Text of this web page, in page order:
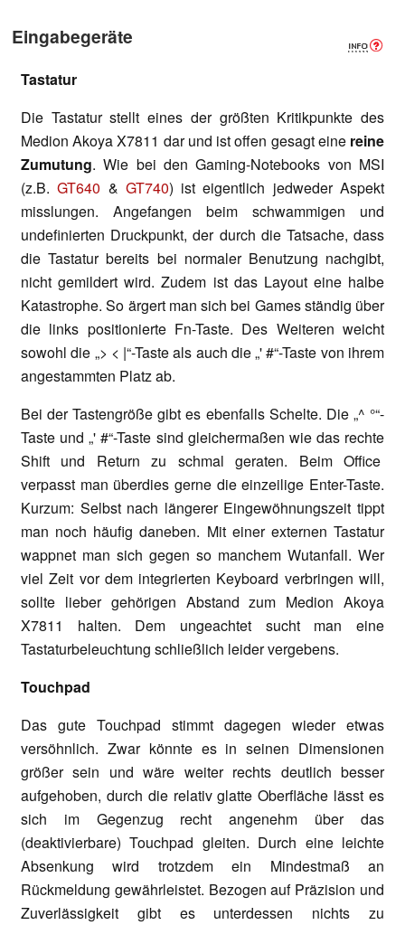
Eingabegeräte
Tastatur
Die Tastatur stellt eines der größten Kritikpunkte des
Medion Akoya X7811 dar und ist offen gesagt eine reine
Zumutung. Wie bei den Gaming-Notebooks von MSI
(z.B.GT640 & GT740) ist eigentlich jedweder Aspekt
misslungen. Angefangen beim schwammigen und
undefinierten Druckpunkt, der durch die Tatsache, dass
die Tastatur bereits bei normaler Benutzung nachgibt,
nicht gemildert wird. Zudem ist das Layout eine halbe
Katastrophe. So ärgert man sich bei Games ständig über
die links positionierte Fn-Taste. Des Weiteren weicht
sowohl die „> < |“-Taste als auch die „' #“-Taste von ihrem
angestammten Platz ab.
Bei der Tastengröße gibt es ebenfalls Schelte. Die „^ °“-
Taste und „' #“-Taste sind gleichermaßen wie das rechte
Shift und Return zu schmal geraten. Beim Office
verpasst man überdies gerne die einzeilige Enter-Taste.
Kurzum: Selbst nach längerer Eingewöhnungszeit tippt
man noch häufig daneben. Mit einer externen Tastatur
wappnet man sich gegen so manchem Wutanfall. Wer
viel Zeit vor dem integrierten Keyboard verbringen will,
sollte lieber gehörigen Abstand zum Medion Akoya
X7811 halten. Dem ungeachtet sucht man eine
Tastaturbeleuchtung schließlich leider vergebens.
Touchpad
Das gute Touchpad stimmt dagegen wieder etwas
versöhnlich. Zwar könnte es in seinen Dimensionen
größer sein und wäre weiter rechts deutlich besser
aufgehoben, durch die relativ glatte Oberfläche lässt es
sich im Gegenzug recht angenehm über das
(deaktivierbare) Touchpad gleiten. Durch eine leichte
Absenkung wird trotzdem ein Mindestmaß an
Rückmeldung gewährleistet. Bezogen auf Präzision und
Zuverlässigkeit gibt es unterdessen nichts zu